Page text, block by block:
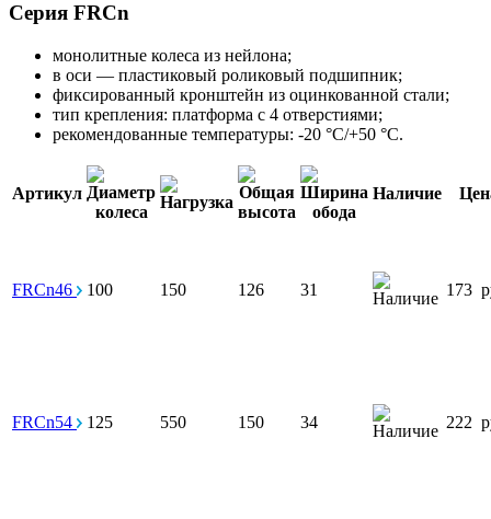
Серия FRCn
монолитные колеса из нейлона;
в оси — пластиковый роликовый подшипник;
фиксированный кронштейн из оцинкованной стали;
тип крепления: платформа с 4 отверстиями;
рекомендованные температуры: -20 °С/+50 °С.
Артикул Наличие
FRCn46 100 150 126 31 173
FRCn54 125 550 150 34 222